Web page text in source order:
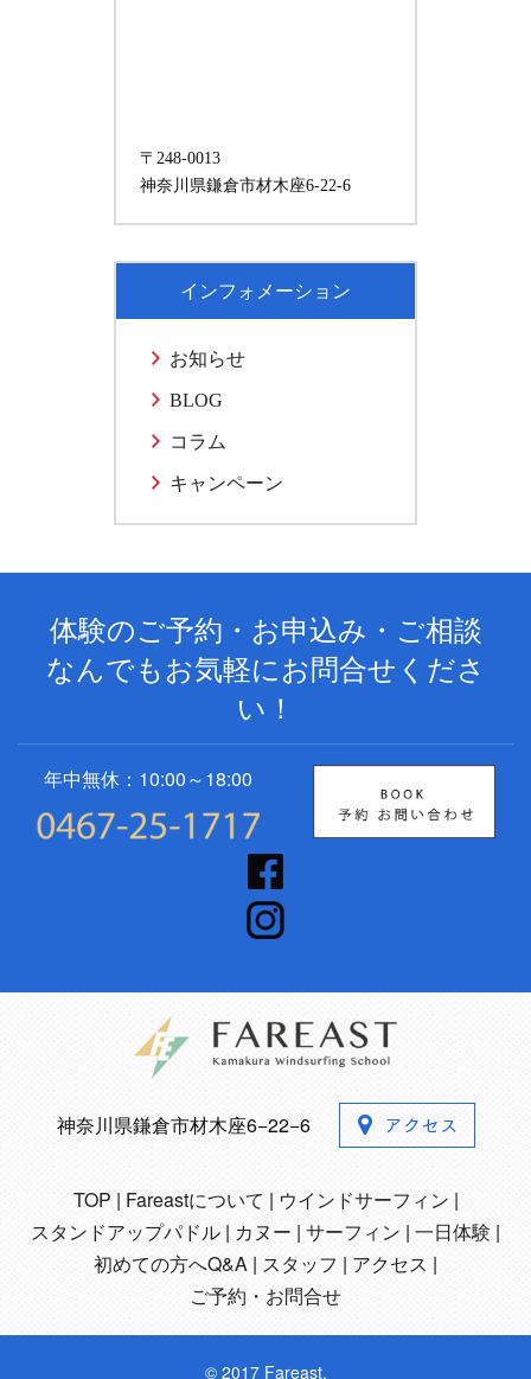
〒248-0013
神奈川県鎌倉市材木座6-22-6
インフォメーション
お知らせ
BLOG
コラム
キャンペーン
体験のご予約・お申込み・ご相談
なんでもお気軽にお問合せくださ
い！
年中無休：10:00～18:00
神奈川県鎌倉市材木座6−22−6
TOP Fareastについて
ウインドサーフィン
スタンドアップパドル
カヌー サーフィン 一日体験
初めての方へQ&A スタッフ
アクセス
ご予約・お問合せ
© 2017 Fareast.